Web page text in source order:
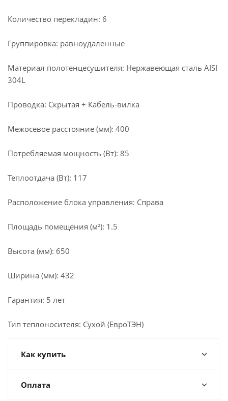
Количество перекладин: 6
Группировка: равноудаленные
Материал полотенцесушителя: Нержавеющая сталь AISI
304L
Проводка: Скрытая + Кабель-вилка
Межосевое расстояние (мм): 400
Потребляемая мощность (Вт): 85
Теплоотдача (Вт): 117
Расположение блока управления: Справа
Площадь помещения (м²): 1.5
Высота (мм): 650
Ширина (мм): 432
Гарантия: 5 лет
Тип теплоносителя: Сухой (ЕвроТЭН)
Как купить
Оплата